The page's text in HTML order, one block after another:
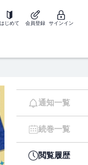
はじめて 会員登録 サインイン
通知一覧
続巻一覧
閲覧履歴